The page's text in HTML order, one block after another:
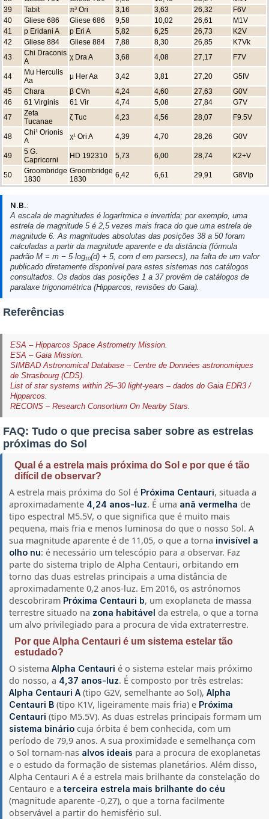
39
Tabit π³ Ori 3,16 3,63 26,32
F6V
40
Gliese 686 Gliese 686 9,58 10,02 26,61
M1V
41
p Eridani A p Eri A 5,82 6,25 26,73
K2V
42
Gliese 884 Gliese 884 7,88 8,30 26,85
K7Vk
43
Chi Draconis
A
χ Dra A 3,68 4,08 27,17 F7V
44
Mu Herculis
Aa
μ Her Aa 3,42 3,81 27,20
G5IV
45
Chara β CVn 4,24 4,60 27,63
G0V
46
61 Virginis 61 Vir 4,74 5,08 27,84
G7V
47
Zeta
Tucanae
ζ Tuc 4,23 4,56 28,07 F9.5V
48
Chi¹ Orionis
A
χ¹ Ori A 4,39 4,70 28,26 G0V
49
5 G.
Capricorni
HD 192310 5,73 6,00 28,74 K2+V
50
Groombridge
1830
Groombridge
1830
6,42 6,61 29,91 G8VIp
N.B.:
A escala de magnitudes é logarítmica e invertida; por exemplo, uma
estrela de magnitude 5 é 2,5 vezes mais fraca do que uma estrela de
magnitude 6. As magnitudes absolutas das posições 38 a 50 foram
calculadas a partir da magnitude aparente e da distância (fórmula
padrão M = m − 5·log₁₀(d) + 5, com d em parsecs), na falta de um valor
publicado diretamente disponível para estes sistemas nos catálogos
consultados. Os dados das posições 1 a 37 provêm de catálogos de
paralaxe trigonométrica (Hipparcos, revisões do Gaia).
Referências
ESA – Hipparcos Space Astrometry Mission.
ESA – Gaia Mission.
SIMBAD Astronomical Database – Centre de Données astronomiques
de Strasbourg (CDS).
List of star systems within 25–30 light-years – dados do Gaia EDR3 /
Hipparcos.
RECONS – Research Consortium On Nearby Stars.
FAQ: Tudo o que precisa saber sobre as estrelas
próximas do Sol
Qual é a estrela mais próxima do Sol e por que é tão
difícil de observar?
A estrela mais próxima do Sol é Próxima Centauri, situada a
aproximadamente 4,24 anos-luz. É uma anã vermelha de
tipo espectral M5.5V, o que significa que é muito mais
pequena, mais fria e menos luminosa do que o nosso Sol. A
sua magnitude aparente é de 11,05, o que a torna invisível a
olho nu: é necessário um telescópio para a observar. Faz
parte do sistema triplo de Alpha Centauri, orbitando em
torno das duas estrelas principais a uma distância de
aproximadamente 0,2 anos-luz. Em 2016, os astrónomos
descobriram Próxima Centauri b, um exoplaneta de massa
terrestre situado na zona habitável da estrela, o que a torna
um alvo privilegiado para a procura de vida extraterrestre.
Por que Alpha Centauri é um sistema estelar tão
estudado?
O sistemaAlpha Centauri é o sistema estelar mais próximo
do nosso, a 4,37 anos-luz. É composto por três estrelas:
Alpha Centauri A (tipo G2V, semelhante ao Sol),Alpha
Centauri B (tipo K1V, ligeiramente mais fria) e Próxima
Centauri (tipo M5.5V). As duas estrelas principais formam um
sistema binário cuja órbita é bem conhecida, com um
período de 79,9 anos. A sua proximidade e semelhança com
o Sol tornam-nas alvos ideais para a procura de exoplanetas
e o estudo da formação de sistemas planetários. Além disso,
Alpha Centauri A é a estrela mais brilhante da constelação do
Centauro e aterceira estrela mais brilhante do céu
(magnitude aparente -0,27), o que a torna facilmente
observável a partir do hemisfério sul.